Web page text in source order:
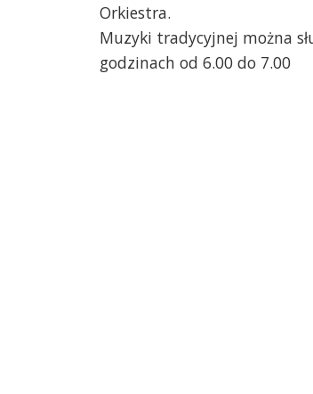
Orkiestra.
Muzyki tradycyjnej można
godzinach od 6.00 do 7.00